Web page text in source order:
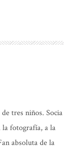
tres niños. Socia
la fotografía, a la
absoluta de la